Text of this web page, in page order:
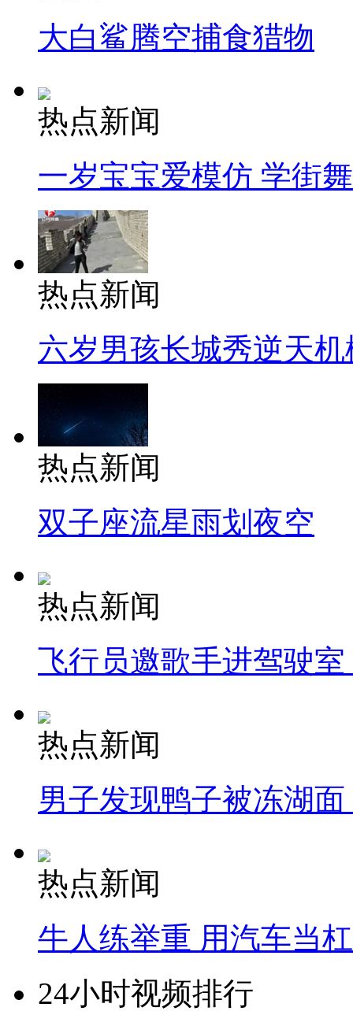
大白鲨腾空捕食猎物
热点新闻
一岁宝宝爱模仿 学街
热点新闻
六岁男孩长城秀逆天机
热点新闻
双子座流星雨划夜空
热点新闻
飞行员邀歌手进驾驶
热点新闻
男子发现鸭子被冻湖
热点新闻
牛人练举重 用汽车当
24小时视频排行